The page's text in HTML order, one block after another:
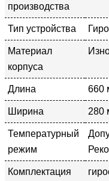
производства
Тип устройства
Материал
корпуса
Длина 660
Ширина 280
Температурный
режим
Комплектация